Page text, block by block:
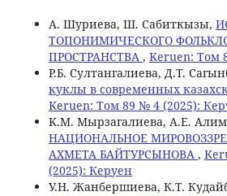
А. Шуриева, Ш. Сабиткызы,
ТОПОНИМИЧЕСКОГО
ПРОСТРАНСТВА , Keruen: Том
Р.Б. Султангалиева, Д.Т.
куклы в современных
Keruen: Том 89 № 4 (2025):
K.M. Мырзагалиева, А.Е.
НАЦИОНАЛЬНОЕ
АХМЕТА БАЙТУРСЫНОВА ,
(2025): Керуен
У.Н. Жанбершиева, К.Т.